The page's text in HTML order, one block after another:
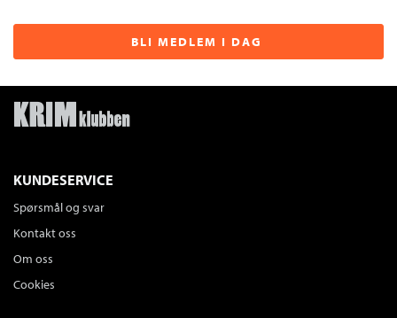
BLI MEDLEM I DAG
KUNDESERVICE
Spørsmål og svar
Kontakt oss
Om oss
Cookies